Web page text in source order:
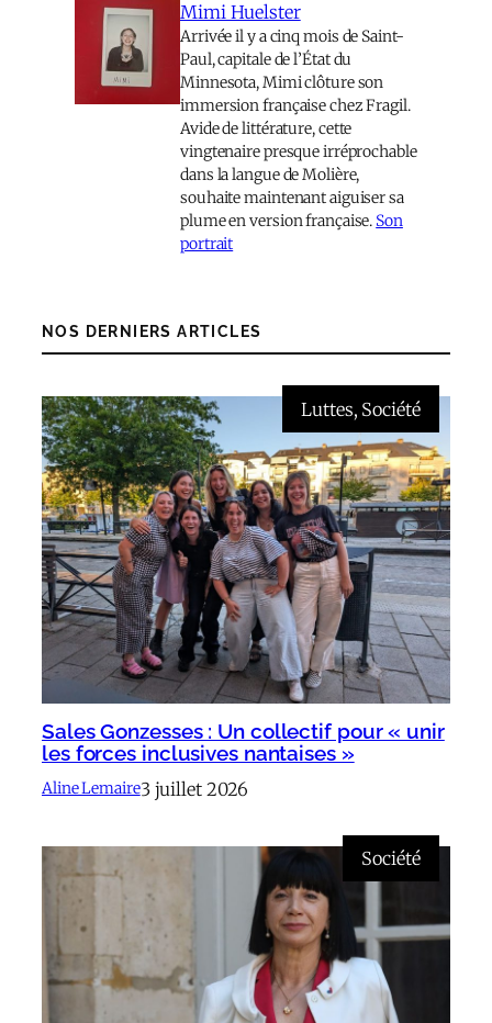
Mimi Huelster
Arrivée il y a cinq mois de Saint-
Paul, capitale de l’État du
Minnesota, Mimi clôture son
immersion française chez Fragil.
Avide de littérature, cette
vingtenaire presque irréprochable
dans la langue de Molière,
souhaite maintenant aiguiser sa
plume en version française. Son
portrait
NOS DERNIERS ARTICLES
Luttes, Société
Sales Gonzesses : Un collectif pour « unir
les forces inclusives nantaises »
Aline Lemaire3 juillet 2026
Société